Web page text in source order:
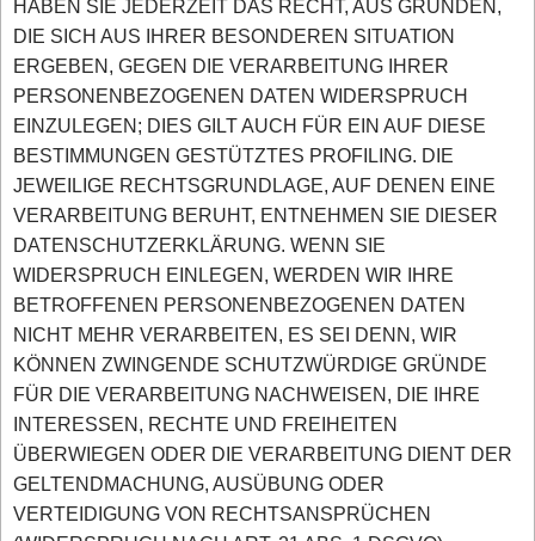
HABEN SIE JEDERZEIT DAS RECHT, AUS GRÜNDEN,
DIE SICH AUS IHRER BESONDEREN SITUATION
ERGEBEN, GEGEN DIE VERARBEITUNG IHRER
PERSONENBEZOGENEN DATEN WIDERSPRUCH
EINZULEGEN; DIES GILT AUCH FÜR EIN AUF DIESE
BESTIMMUNGEN GESTÜTZTES PROFILING. DIE
JEWEILIGE RECHTSGRUNDLAGE, AUF DENEN EINE
VERARBEITUNG BERUHT, ENTNEHMEN SIE DIESER
DATENSCHUTZERKLÄRUNG. WENN SIE
WIDERSPRUCH EINLEGEN, WERDEN WIR IHRE
BETROFFENEN PERSONENBEZOGENEN DATEN
NICHT MEHR VERARBEITEN, ES SEI DENN, WIR
KÖNNEN ZWINGENDE SCHUTZWÜRDIGE GRÜNDE
FÜR DIE VERARBEITUNG NACHWEISEN, DIE IHRE
INTERESSEN, RECHTE UND FREIHEITEN
ÜBERWIEGEN ODER DIE VERARBEITUNG DIENT DER
GELTENDMACHUNG, AUSÜBUNG ODER
VERTEIDIGUNG VON RECHTSANSPRÜCHEN